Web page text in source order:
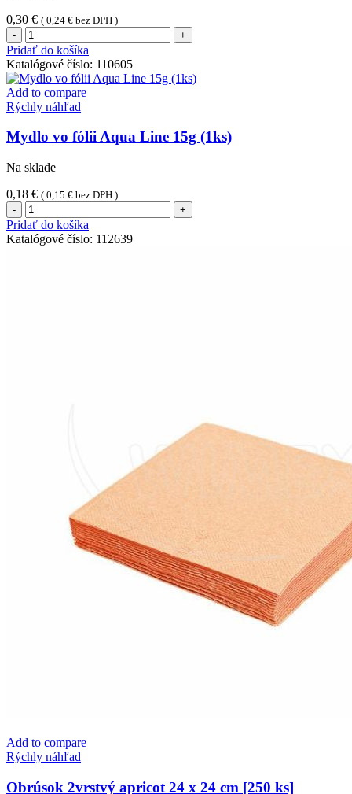
0,30 € ( 0,24 € bez DPH )
množstvo
Hubka
na
topánky
(1ks)
Pridať do košíka
Katalógové číslo: 110605
Add to compare
Rýchly náhľad
Mydlo vo fólii Aqua Line 15g (1ks)
Na sklade
0,18 € ( 0,15 € bez DPH )
množstvo
Mydlo
vo
fólii
Pridať do košíka
Katalógové číslo: 112639
Add to compare
Rýchly náhľad
Obrúsok 2vrstvý apricot 24 x 24 cm [250 ks]